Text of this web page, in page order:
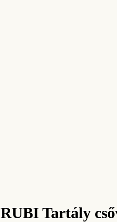
RUBI Tartály